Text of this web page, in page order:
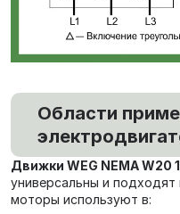
Области
Движки WEG NEMA W20
универсальны и
моторы используют в: